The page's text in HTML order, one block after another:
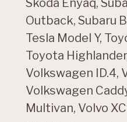
Skoda Enyaq,
Outback, Subaru
Tesla Model Y,
Toyota
Volkswagen ID.4,
Volkswagen
Multivan, Volvo